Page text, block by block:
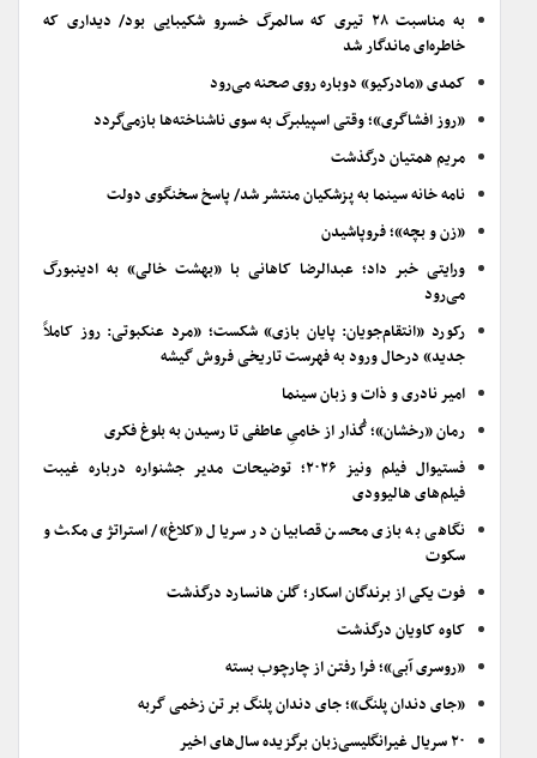
به مناسبت ۲۸ تیری که سالمرگ خسرو شکیبایی بود/ دیداری که
خاطره‌ای ماندگار شد
کمدی «مادرکیو» دوباره روی صحنه می‌رود
«روز افشاگری»؛ وقتی اسپیلبرگ به سوی ناشناخته‌ها بازمی‌گردد
مریم همتیان درگذشت
نامه خانه سینما به پزشکیان منتشر شد/ پاسخ سخنگوی دولت
«زن و بچه»؛ فروپاشیدن
ورایتی خبر داد؛ عبدالرضا کاهانی با «بهشت خالی» به ادینبورگ
می‌رود
رکورد «انتقام‌جویان: پایان بازی» شکست؛ «مرد عنکبوتی: روز کاملاً
جدید» درحال ورود به فهرست تاریخی فروش گیشه
امیر نادری و ذات و زبان سینما
رمان «رخشان»؛ گُذار از خامیِ عاطفی تا رسیدن به بلوغ فکری
فستیوال فیلم ونیز ۲۰۲۶؛ توضیحات مدیر جشنواره درباره غیبت
فیلم‌های هالیوودی
نگاهی به بازی محسن قصابیان در سریال «کلاغ»/ استراتژی مکث و
سکوت
فوت یکی از برندگان اسکار؛ گلن هانسارد درگذشت
کاوه کاویان درگذشت
«روسری آبی»؛ فرا رفتن از چارچوب بسته
«جای دندان پلنگ»؛ جای دندان پلنگ بر تن زخمی گربه
۲۰ سریال غیرانگلیسی‌زبان برگزیده سال‌های اخیر